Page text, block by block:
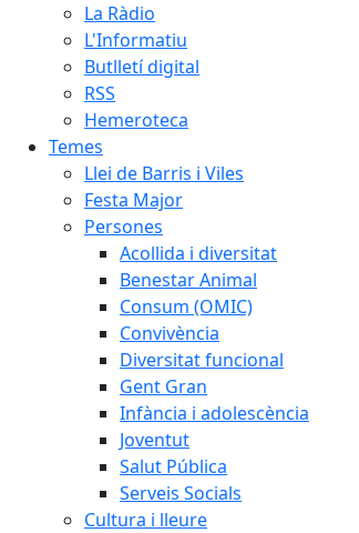
La Ràdio
L'Informatiu
Butlletí digital
RSS
Hemeroteca
Temes
Llei de Barris i Viles
Festa Major
Persones
Acollida i diversitat
Benestar Animal
Consum (OMIC)
Convivència
Diversitat funcional
Gent Gran
Infància i adolescència
Joventut
Salut Pública
Serveis Socials
Cultura i lleure